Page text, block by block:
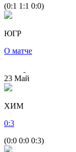
(0:1 1:1 0:0)
ЮГР
О матче
23 Май
ХИМ
0:3
(0:0 0:0 0:3)